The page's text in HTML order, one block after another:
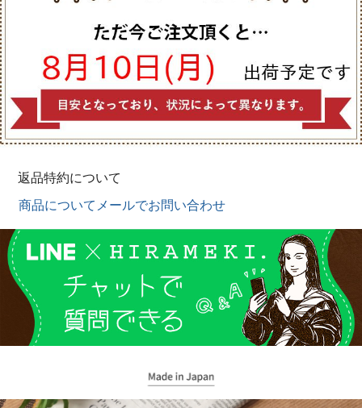
返品特約について
商品についてメールでお問い合わせ